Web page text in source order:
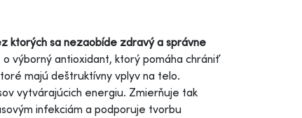
ktorých sa nezaobíde zdravý a správne
výborný antioxidant, ktorý pomáha chrániť
majú deštruktívny vplyv na telo.
vytvárajúcich energiu. Zmierňuje tak
infekciám a podporuje tvorbu